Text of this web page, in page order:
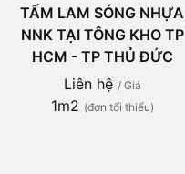
TẤM LAM SÓNG NHỰA
NNK TẠI TÔNG KHO TP
HCM - TP THỦ ĐỨC
Liên hệ / Giá
1m2 (đơn tối thiểu)